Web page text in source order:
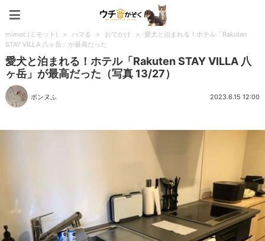
mimot.(ミモット) > ハマる > おでかけ >
愛犬と泊まれる！ホテル「Rakuten
STAY VILLA 八ヶ岳」が最高だった
愛犬と泊まれる！ホテル「Rakuten STAY VILLA 八
ヶ岳」が最高だった（写真 13/27）
ポンヌふ 2023.6.15 12:00